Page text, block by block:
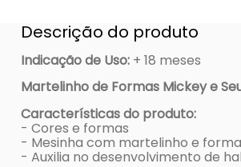
Descrição do produto
Indicação de Uso: + 18 meses
Martelinho de Formas Mickey e
Características do produto:
- Cores e formas
- Mesinha com martelinho e
- Auxilia no desenvolvimento de